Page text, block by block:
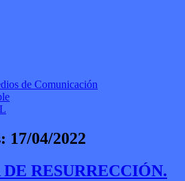
de Comunicación
17/04/2022
RESURRECCIÓN.